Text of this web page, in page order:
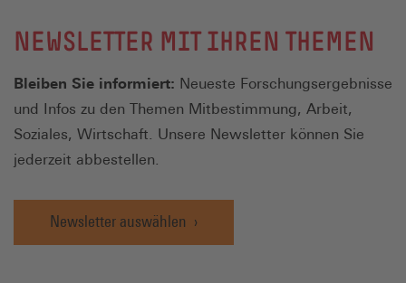
NEWSLETTER MIT IHREN THEMEN
Bleiben Sie informiert: Neueste Forschungsergebnisse
und Infos zu den Themen Mitbestimmung, Arbeit,
Soziales, Wirtschaft. Unsere Newsletter können Sie
jederzeit abbestellen.
Newsletter auswählen